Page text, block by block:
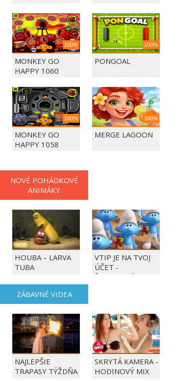
100%
MONKEY GO
HAPPY 1060
100%
PONGOAL
100%
MONKEY GO
HAPPY 1058
100%
MERGE LAGOON
NOVÉ POHÁDKOVÉ
ANIMÁKY
HOUBA – LARVA
TUBA
VTIP JE NA TVOJ
ÚČET -
ŠMOULOVÉ
ZÁBAVNÉ VIDEA
NAJLEPŠIE
TRAPASY TÝŽDŇA
SKRYTÁ KAMERA -
HODINOVÝ MIX